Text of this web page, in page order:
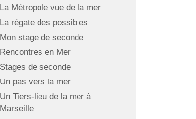
La Métropole vue de la mer
La régate des possibles
Mon stage de seconde
Rencontres en Mer
Stages de seconde
Un pas vers la mer
Un Tiers-lieu de la mer à
Marseille